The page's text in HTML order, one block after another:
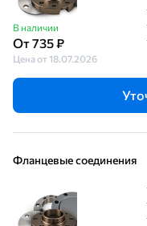
В наличии
От 735 ₽
Цена от 18.07.2026
Фланцевые соединения